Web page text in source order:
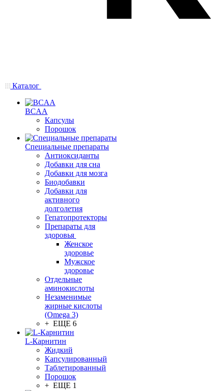
Каталог
BCAA
Капсулы
Порошок
Cпециальные препараты
Антиоксиданты
Добавки для сна
Добавки для мозга
Биодобавки
Добавки для
активного
долголетия
Гепатопротекторы
Препараты для
здоровья
Женское
здоровье
Мужское
здоровье
Отдельные
аминокислоты
Незаменимые
жирные кислоты
(Omega 3)
+ ЕЩЕ 6
L-Карнитин
Жидкий
Капсулированный
Таблетированный
Порошок
+ ЕЩЕ 1